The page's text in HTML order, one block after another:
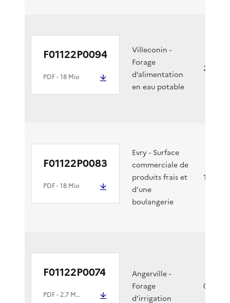
F01122P0094
PDF- 18 Mio
Villeconin -
Forage
d’alimentation
en eau potable
29/04/
F01122P0083
PDF- 18 Mio
Evry - Surface
commerciale de
produits frais et
d’une
boulangerie
12/04/
F01122P0074
PDF- 2.7 Mio
Angerville -
Forage
d’irrigation
01/04/